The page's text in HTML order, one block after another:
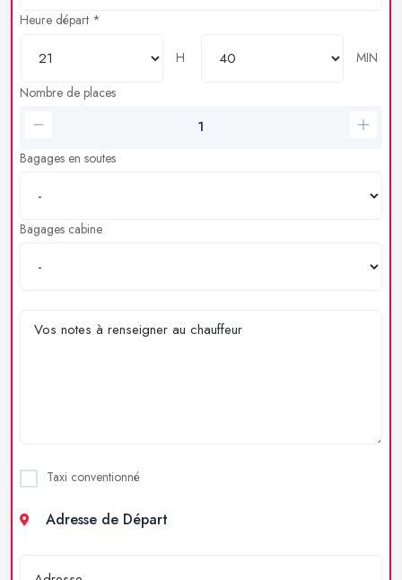
Heure départ *
H
MIN
Nombre de places
Bagages en soutes
Bagages cabine
Taxi conventionné
Adresse de Départ